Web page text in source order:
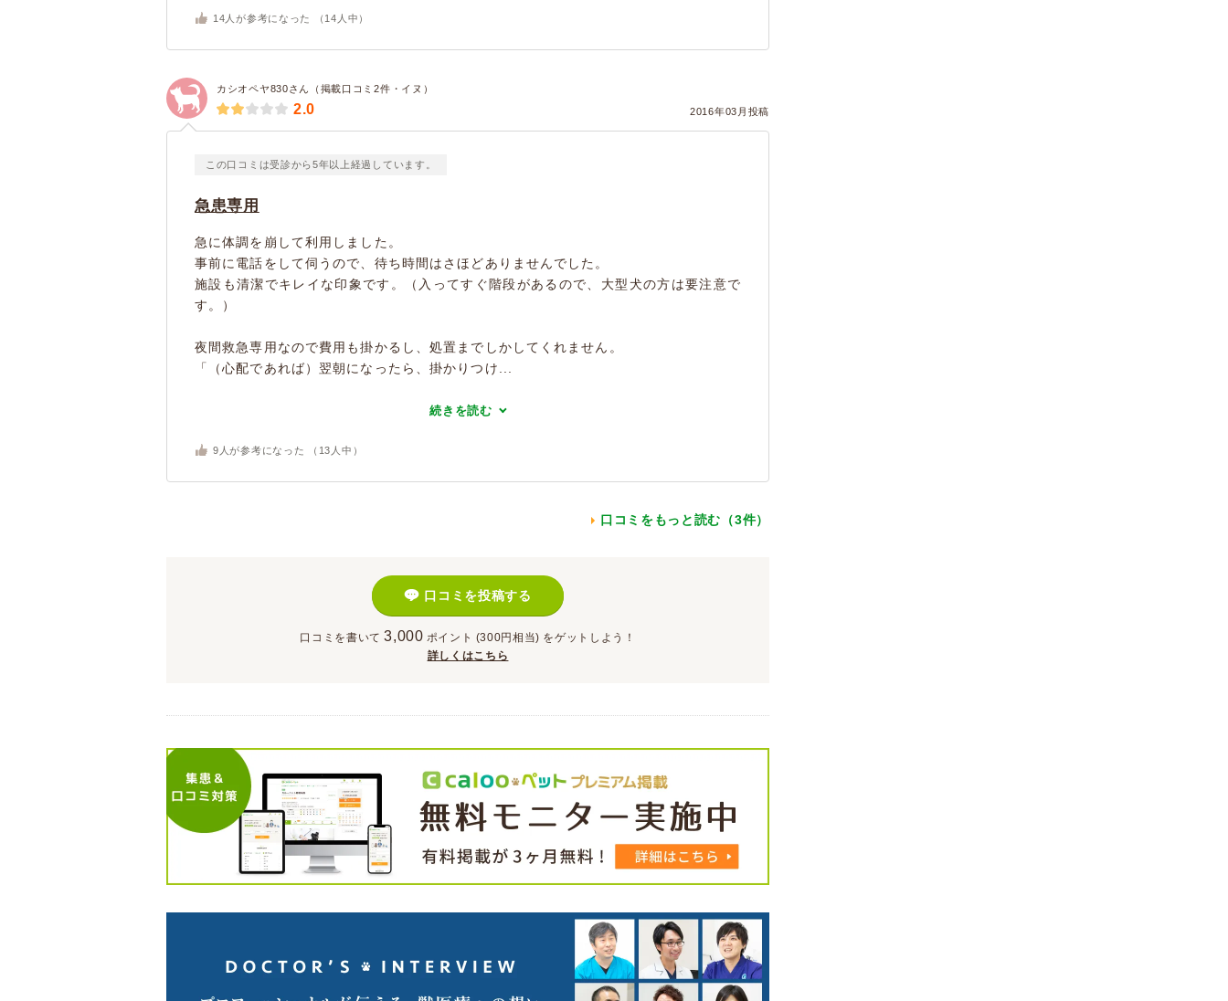
14 人が参考になった （ 14 人中）
カシオペヤ830さん（掲載口コミ2件・イヌ）
2016年03月投稿
2.0
この口コミは受診から5年以上経過しています。
急患専用
急に体調を崩して利用しました。
事前に電話をして伺うので、待ち時間はさほどありませんでした。
施設も清潔でキレイな印象です。（入ってすぐ階段があるので、大型犬の方は要注意で
す。）
夜間救急専用なので費用も掛かるし、処置までしかしてくれません。
「（心配であれば）翌朝になったら、掛かりつけ...
続きを読む
9 人が参考になった （ 13 人中）
口コミをもっと読む（3件）
口コミを投稿する
口コミを書いて 3,000 ポイント (300円相当) をゲットしよう！
詳しくはこちら